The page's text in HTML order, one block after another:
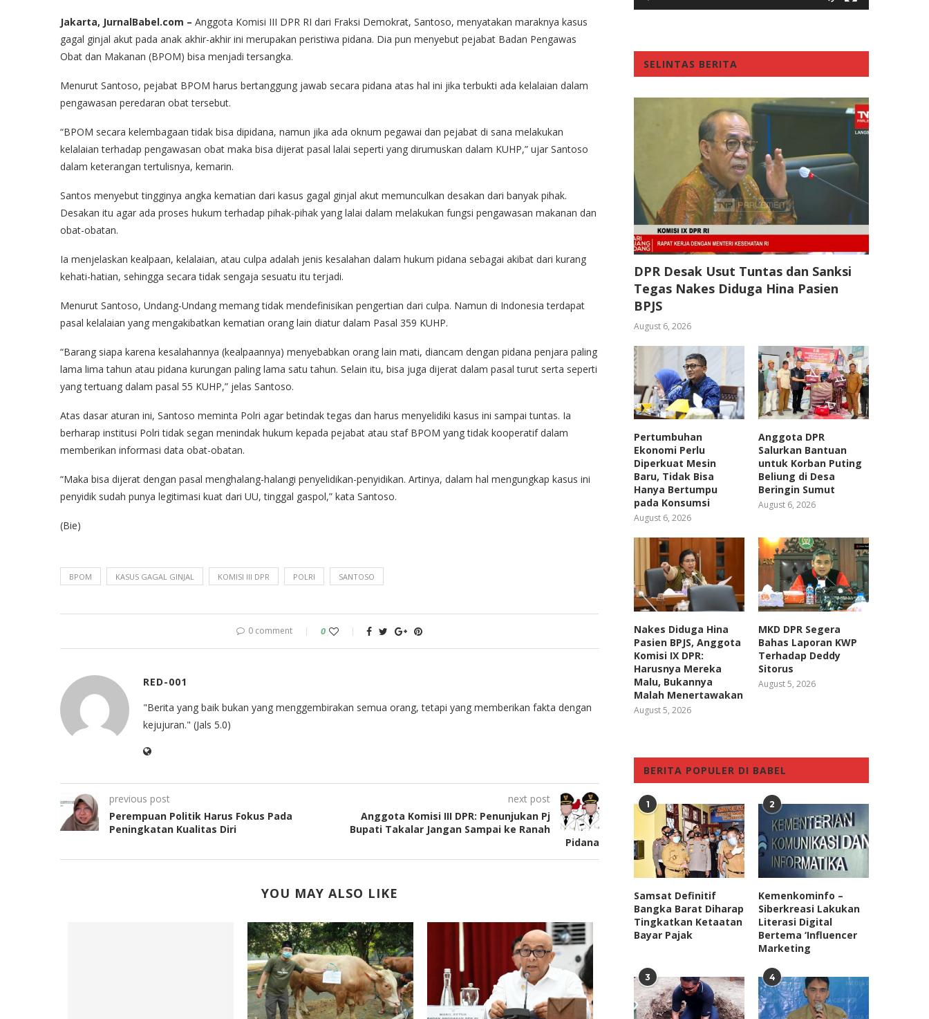
Jakarta, JurnalBabel.com – Anggota Komisi III DPR RI dari Fraksi Demokrat, Santoso, menyatakan maraknya kasus
gagal ginjal akut pada anak akhir-akhir ini merupakan peristiwa pidana. Dia pun menyebut pejabat Badan Pengawas
Obat dan Makanan (BPOM) bisa menjadi tersangka.
Menurut Santoso, pejabat BPOM harus bertanggung jawab secara pidana atas hal ini jika terbukti ada kelalaian dalam
pengawasan peredaran obat tersebut.
“BPOM secara kelembagaan tidak bisa dipidana, namun jika ada oknum pegawai dan pejabat di sana melakukan
kelalaian terhadap pengawasan obat maka bisa dijerat pasal lalai seperti yang dirumuskan dalam KUHP,” ujar Santoso
dalam keterangan tertulisnya, kemarin.
Santos menyebut tingginya angka kematian dari kasus gagal ginjal akut memunculkan desakan dari banyak pihak.
Desakan itu agar ada proses hukum terhadap pihak-pihak yang lalai dalam melakukan fungsi pengawasan makanan dan
obat-obatan.
Ia menjelaskan kealpaan, kelalaian, atau culpa adalah jenis kesalahan dalam hukum pidana sebagai akibat dari kurang
kehati-hatian, sehingga secara tidak sengaja sesuatu itu terjadi.
Menurut Santoso, Undang-Undang memang tidak mendefinisikan pengertian dari culpa. Namun di Indonesia terdapat
pasal kelalaian yang mengakibatkan kematian orang lain diatur dalam Pasal 359 KUHP.
“Barang siapa karena kesalahannya (kealpaannya) menyebabkan orang lain mati, diancam dengan pidana penjara paling
lama lima tahun atau pidana kurungan paling lama satu tahun. Selain itu, bisa juga dijerat dalam pasal turut serta seperti
yang tertuang dalam pasal 55 KUHP,” jelas Santoso.
Atas dasar aturan ini, Santoso meminta Polri agar betindak tegas dan harus menyelidiki kasus ini sampai tuntas. Ia
berharap institusi Polri tidak segan menindak hukum kepada pejabat atau staf BPOM yang tidak kooperatif dalam
memberikan informasi data obat-obatan.
“Maka bisa dijerat dengan pasal menghalang-halangi penyelidikan-penyidikan. Artinya, dalam hal mengungkap kasus ini
penyidik sudah punya legitimasi kuat dari UU, tinggal gaspol,” kata Santoso.
(Bie)
BPOM KASUS GAGAL GINJAL KOMISI III DPR POLRI SANTOSO
0 comment 0
RED-001
"Berita yang baik bukan yang menggembirakan semua orang, tetapi yang memberikan fakta dengan
kejujuran." (Jals 5.0)
previous post
Perempuan Politik Harus Fokus Pada
Peningkatan Kualitas Diri
next post
Anggota Komisi III DPR: Penunjukan Pj
Bupati Takalar Jangan Sampai ke Ranah
Pidana
YOU MAY ALSO LIKE
SELINTAS BERITA
DPR Desak Usut Tuntas dan Sanksi
Tegas Nakes Diduga Hina Pasien
BPJS
August 6, 2026
Pertumbuhan
Ekonomi Perlu
Diperkuat Mesin
Baru, Tidak Bisa
Hanya Bertumpu
pada Konsumsi
August 6, 2026
Anggota DPR
Salurkan Bantuan
untuk Korban Puting
Beliung di Desa
Beringin Sumut
August 6, 2026
Nakes Diduga Hina
Pasien BPJS, Anggota
Komisi IX DPR:
Harusnya Mereka
Malu, Bukannya
Malah Menertawakan
August 5, 2026
MKD DPR Segera
Bahas Laporan KWP
Terhadap Deddy
Sitorus
August 5, 2026
BERITA POPULER DI BABEL
1
Samsat Definitif
Bangka Barat Diharap
Tingkatkan Ketaatan
Bayar Pajak
2
Kemenkominfo –
Siberkreasi Lakukan
Literasi Digital
Bertema ‘Influencer
Marketing
3 4